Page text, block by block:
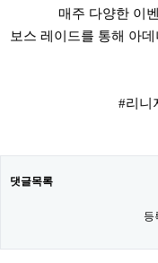
매주 다양한 이
보스 레이드를 통해 아
#리니
댓글목록
등